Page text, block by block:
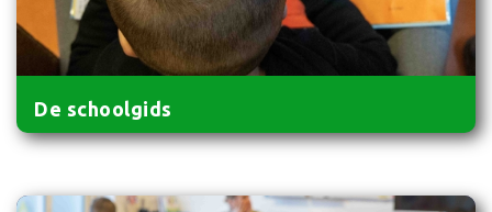
De schoolgids